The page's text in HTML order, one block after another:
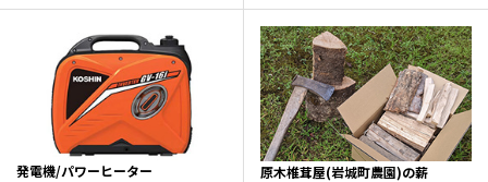
発電機/パワーヒーター 原木椎茸屋(岩城町農園)の薪